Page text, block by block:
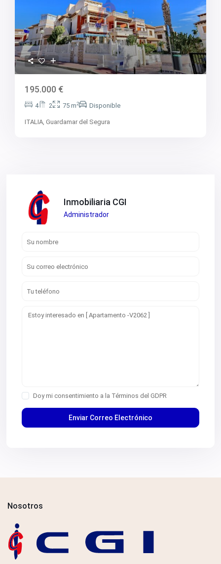
195.000 €
4 2 75 m2 Disponible
ITALIA,Guardamar del Segura
Inmobiliaria CGI
Administrador
Doy mi consentimiento a la Términos del GDPR
Nosotros